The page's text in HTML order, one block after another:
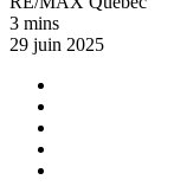
3 mins
29 juin 2025